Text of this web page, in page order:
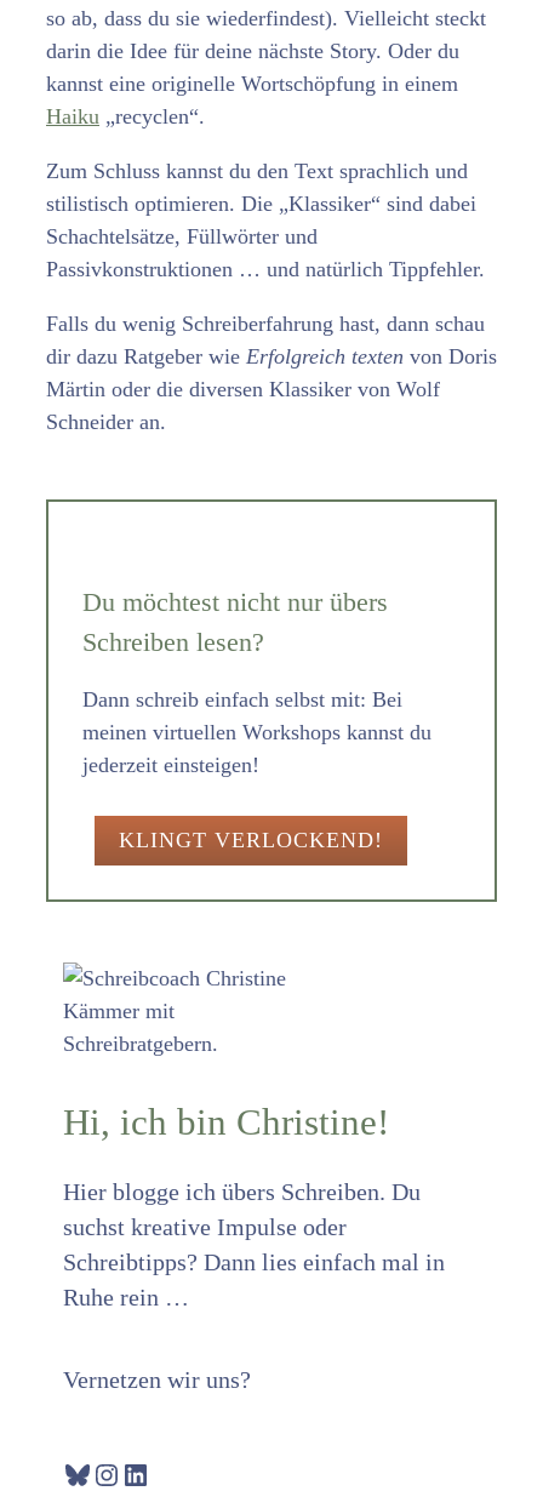
so ab, dass du sie wiederfindest). Vielleicht steckt
darin die Idee für deine nächste Story. Oder du
kannst eine originelle Wortschöpfung in einem
Haiku „recyclen“.
Zum Schluss kannst du den Text sprachlich und
stilistisch optimieren. Die „Klassiker“ sind dabei
Schachtelsätze, Füllwörter und
Passivkonstruktionen … und natürlich Tippfehler.
Falls du wenig Schreiberfahrung hast, dann schau
dir dazu Ratgeber wie Erfolgreich texten von Doris
Märtin oder die diversen Klassiker von Wolf
Schneider an.
Du möchtest nicht nur übers
Schreiben lesen?
Dann schreib einfach selbst mit: Bei
meinen virtuellen Workshops kannst du
jederzeit einsteigen!
KLINGT VERLOCKEND!
Hi, ich bin Christine!
Hier blogge ich übers Schreiben. Du
suchst kreative Impulse oder
Schreibtipps? Dann lies einfach mal in
Ruhe rein …
Vernetzen wir uns?
Bluesky
Instagram
LinkedIn